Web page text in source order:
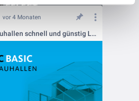
vor 4 Monaten
Mit Leichtbauhallen schnell und günstig Lagerraum schaffen